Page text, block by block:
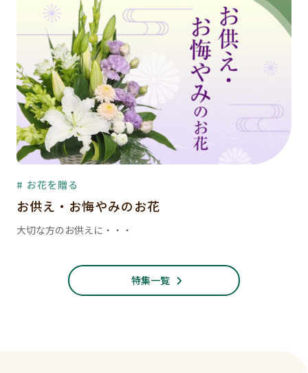
# お花を贈る
お供え・お悔やみのお花
大切な方のお供えに・・・
特集一覧